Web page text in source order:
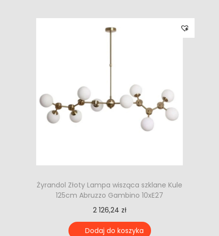
Żyrandol Złoty Lampa wisząca szklane Kule
125cm Abruzzo Gambino 10xE27
2 126,24 zł
Dodaj do koszyka